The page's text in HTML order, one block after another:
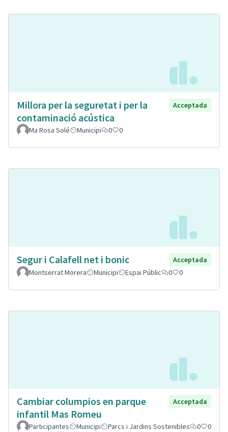
Millora per la seguretat i per la
contaminació acústica
Acceptada
Ma Rosa Solé Municipi 0 0
Segur i Calafell net i bonic
Acceptada
Montserrat Morera
Municipi Espai Públic 0 0
Cambiar columpios en parque
infantil Mas Romeu
Acceptada
Participantes Municipi Parcs i Jardins Sostenibles 0 0